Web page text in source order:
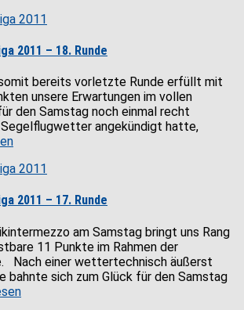
2011
2011 – 18. Runde
bereits vorletzte Runde erfüllt mit
unsere Erwartungen im vollen
den Samstag noch einmal recht
angekündigt hatte,
2011
2011 – 17. Runde
am Samstag bringt uns Rang
11 Punkte im Rahmen der
Nach einer wettertechnisch äußerst
bahnte sich zum Glück für den Samstag